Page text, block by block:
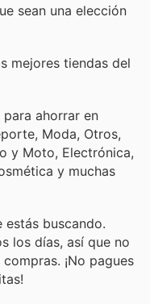
sean una elección
mejores tiendas del
ahorrar en
Moda, Otros,
y Moto, Electrónica,
y muchas
buscando.
los días, así que no
¡No pagues